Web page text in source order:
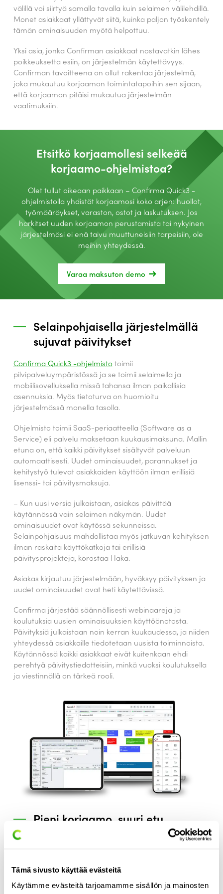
Tämä sivusto käyttää evästeitä
Käytämme evästeitä tarjoamamme sisällön ja mainosten
välillä voi siirtyä samalla tavalla kuin selaimen välilehdillä.
Monet asiakkaat yllättyvät siitä, kuinka paljon työskentely
tämän ominaisuuden myötä helpottuu.
Yksi asia, jonka Confirman asiakkaat nostavatkin lähes
poikkeuksetta esiin, on järjestelmän käytettävyys.
Confirman tavoitteena on ollut rakentaa järjestelmä,
joka mukautuu korjaamon toimintatapoihin sen sijaan,
että korjaamon pitäisi mukautua järjestelmän
vaatimuksiin.
Etsitkö korjaamollesi selkeää
korjaamo-ohjelmistoa?
Olet tullut oikeaan paikkaan – Confirma Quick3 -
ohjelmistolla yhdistät korjaamosi koko arjen: huollot,
työmääräykset, varaston, ostot ja laskutuksen. Jos
harkitset uuden korjaamon perustamista tai nykyinen
järjestelmäsi ei enä taivu muuttuneisiin tarpeisiin, ole
meihin yhteydessä.
Varaa maksuton demo
Selainpohjaisella järjestelmällä
sujuvat päivitykset
Confirma Quick3 -ohjelmisto toimii
pilvipalveluympäristössä ja se toimii selaimella ja
mobiilisovelluksella missä tahansa ilman paikallisia
asennuksia. Myös tietoturva on huomioitu
järjestelmässä monella tasolla.
Ohjelmisto toimii SaaS-periaatteella (Software as a
Service) eli palvelu maksetaan kuukausimaksuna. Mallin
etuna on, että kaikki päivitykset sisältyvät palveluun
automaattisesti. Uudet ominaisuudet, parannukset ja
kehitystyö tulevat asiakkaiden käyttöön ilman erillisiä
lisenssi- tai päivitysmaksuja.
– Kun uusi versio julkaistaan, asiakas päivittää
käytännössä vain selaimen näkymän. Uudet
ominaisuudet ovat käytössä sekunneissa.
Selainpohjaisuus mahdollistaa myös jatkuvan kehityksen
ilman raskaita käyttökatkoja tai erillisiä
päivitysprojekteja, korostaa Haka.
Asiakas kirjautuu järjestelmään, hyväksyy päivityksen ja
uudet ominaisuudet ovat heti käytettävissä.
Confirma järjestää säännöllisesti webinaareja ja
koulutuksia uusien ominaisuuksien käyttöönotosta.
Päivityksiä julkaistaan noin kerran kuukaudessa, ja niiden
yhteydessä asiakkaille tiedotetaan uusista toiminnoista.
Käytännössä kaikki asiakkaat eivät kuitenkaan ehdi
perehtyä päivitystiedotteisiin, minkä vuoksi koulutuksella
ja viestinnällä on tärkeä rooli.
Pieni korjaamo, suuri etu
Digitalisaatio näkyy erityisesti varaosatoimittajien
palveluissa. Varaosakatalogit sisältävät nykyisin
varaosaluettelot. Niistä löytyvät esimerkiksi työohjeajat,
huoltotiedot sekä ajoneuvokohtaiset huolto-ohjelmat.